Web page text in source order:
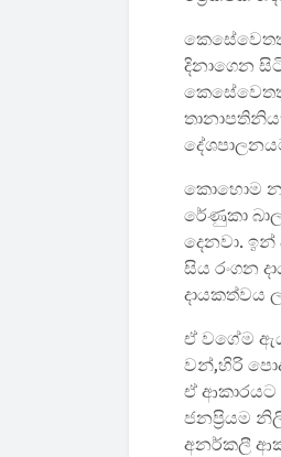
දිනාගෙන
කොහොම
රේණුකා
දෙනවා.
සිය රංගන
දායකත්වය
ඒ වගේම
වන්,හිරි
ඒ ආකාරයට
ජනප්‍රියම
අනර්කලී